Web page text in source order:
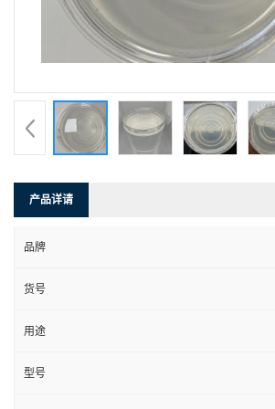
产品详请
品牌
货号
用途
型号